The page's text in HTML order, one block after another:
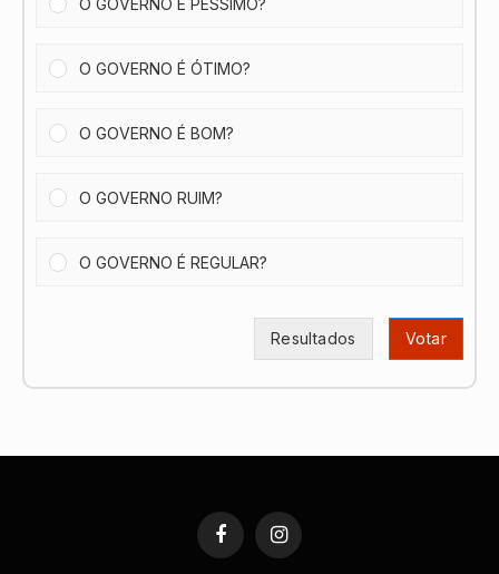
O GOVERNO É PÉSSIMO?
O GOVERNO É ÓTIMO?
O GOVERNO É BOM?
O GOVERNO RUIM?
O GOVERNO É REGULAR?
Resultados Votar
FacebookInstagram